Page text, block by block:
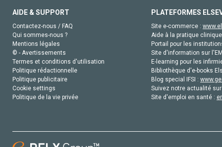
AIDE & SUPPORT
Contactez-nous / FAQ
Qui sommes-nous ?
Mentions légales
© - Avertissements
Termes et conditions d'utilisation
Politique rédactionnelle
Politique publicitaire
Cookie settings
Politique de la vie privée
PLATEFORMES
Site e-commerce :
Aide à la pratique
Portail pour les
Site d'information sur
E-learning pour les
Bibliothèque d'e-books
Blog special IFSI :
Suivez notre actualité
Site d'emploi en santé :